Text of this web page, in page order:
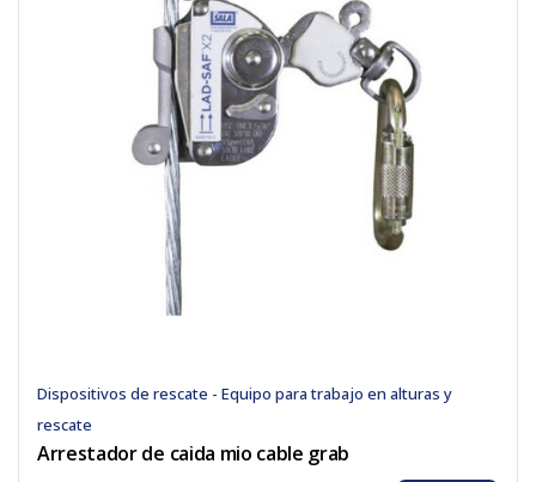
Dispositivos de rescate - Equipo para trabajo en alturas y
rescate
Arrestador de caida mio cable grab